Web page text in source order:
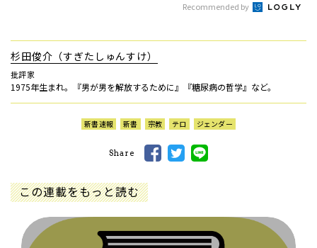
Recommended by
杉田俊介（すぎたしゅんすけ）
批評家
1975年生まれ。『男が男を解放するために』『糖尿病の哲学』など。
新書速報 新書 宗教 テロ ジェンダー
Share
この連載をもっと読む